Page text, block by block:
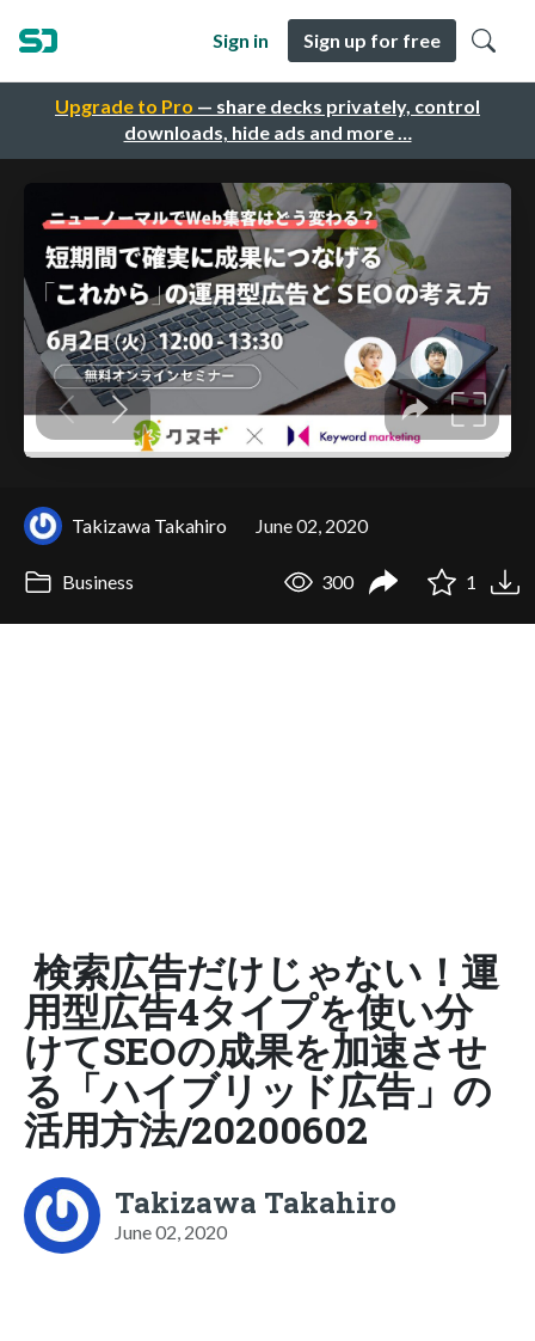
Upgrade to Pro — share decks privately, control
downloads, hide ads and more …
Sign in Sign up for free
Takizawa Takahiro June 02, 2020
Business 300 1
検索広告だけじゃない！運
用型広告4タイプを使い分
けてSEOの成果を加速させ
る「ハイブリッド広告」の
活用方法/20200602
Takizawa Takahiro
June 02, 2020